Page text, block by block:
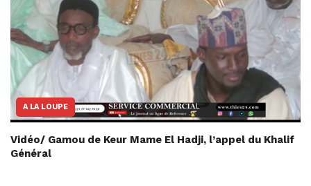
A LA LOUPE
Vidéo/ Gamou de Keur Mame El Hadji, l’appel du Khalif
Général